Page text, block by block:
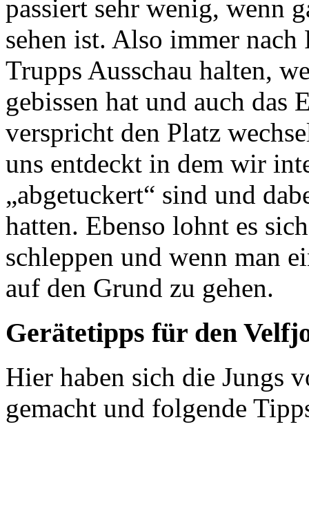
passiert sehr wenig, wenn
sehen ist. Also immer
Trupps Ausschau halten,
gebissen hat und auch das
verspricht den Platz
uns entdeckt in dem wir
„abgetuckert“ sind und
hatten. Ebenso lohnt es
schleppen und wenn man
auf den Grund zu gehen.
Gerätetipps für den
Hier haben sich die Jungs
gemacht und folgende